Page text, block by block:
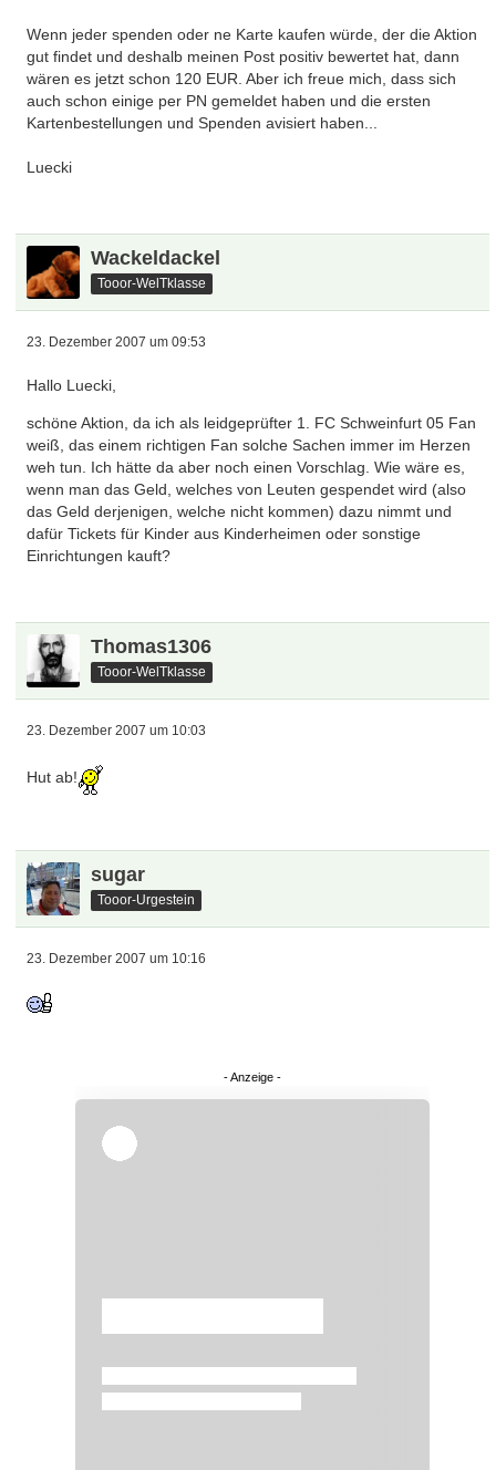
Wenn jeder spenden oder ne Karte kaufen würde, der die Aktion
gut findet und deshalb meinen Post positiv bewertet hat, dann
wären es jetzt schon 120 EUR. Aber ich freue mich, dass sich
auch schon einige per PN gemeldet haben und die ersten
Kartenbestellungen und Spenden avisiert haben...
Luecki
Wackeldackel
Tooor-WelTklasse
23. Dezember 2007 um 09:53
Hallo Luecki,
schöne Aktion, da ich als leidgeprüfter 1. FC Schweinfurt 05 Fan
weiß, das einem richtigen Fan solche Sachen immer im Herzen
weh tun. Ich hätte da aber noch einen Vorschlag. Wie wäre es,
wenn man das Geld, welches von Leuten gespendet wird (also
das Geld derjenigen, welche nicht kommen) dazu nimmt und
dafür Tickets für Kinder aus Kinderheimen oder sonstige
Einrichtungen kauft?
Thomas1306
Tooor-WelTklasse
23. Dezember 2007 um 10:03
Hut ab!
sugar
Tooor-Urgestein
23. Dezember 2007 um 10:16